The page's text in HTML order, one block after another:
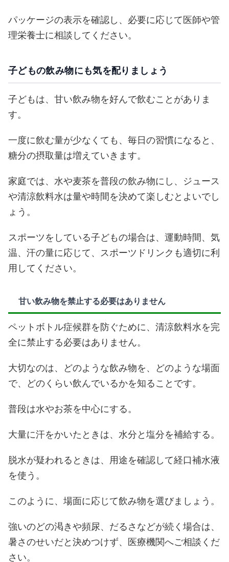
パッケージの表示を確認し、必要に応じて医師や管
理栄養士に相談してください。
子どもの飲み物にも気を配りましょう
子どもは、甘い飲み物を好んで飲むことがありま
す。
一度に飲む量が少なくても、毎日の習慣になると、
糖分の摂取量は増えていきます。
家庭では、水や麦茶を普段の飲み物にし、ジュース
や清涼飲料水は量や時間を決めて楽しむとよいでし
ょう。
スポーツをしている子どもの場合は、運動時間、気
温、汗の量に応じて、スポーツドリンクも適切に利
用してください。
甘い飲み物を禁止する必要はありません
ペットボトル症候群を防ぐために、清涼飲料水を完
全に禁止する必要はありません。
大切なのは、どのような飲み物を、どのような場面
で、どのくらい飲んでいるかを知ることです。
普段は水やお茶を中心にする。
大量に汗をかいたときは、水分と塩分を補給する。
脱水が疑われるときは、用途を確認して経口補水液
を使う。
このように、場面に応じて飲み物を選びましょう。
強いのどの渇きや頻尿、だるさなどが続く場合は、
暑さのせいだと決めつけず、医療機関へご相談くだ
さい。